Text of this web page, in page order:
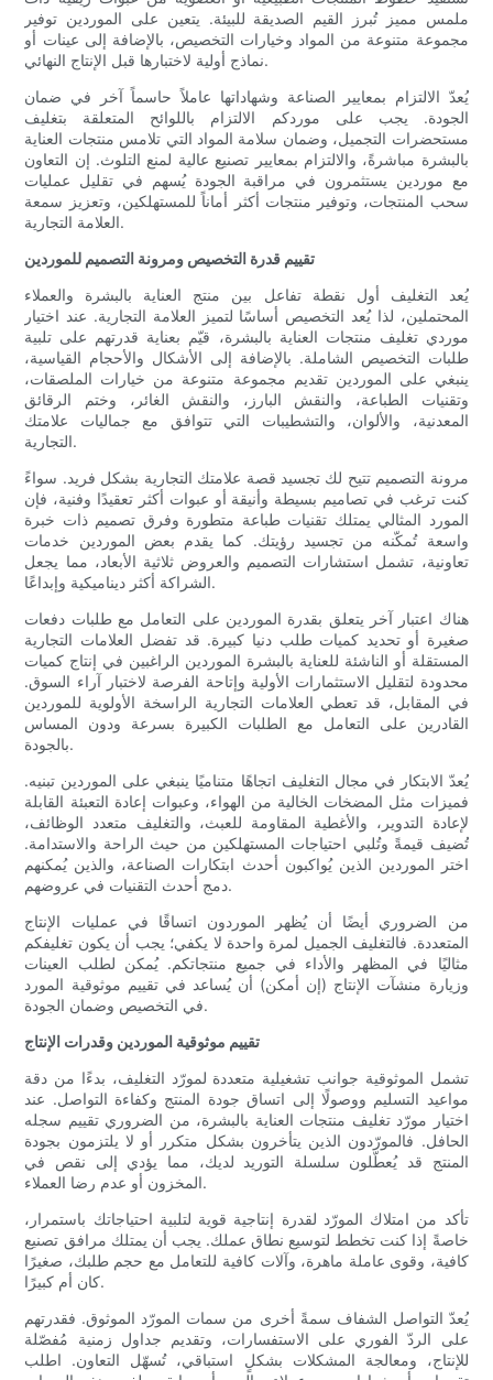
ملمس مميز تُبرز القيم الصديقة للبيئة. يتعين على الموردين توفير
مجموعة متنوعة من المواد وخيارات التخصيص، بالإضافة إلى عينات أو
نماذج أولية لاختبارها قبل الإنتاج النهائي.
يُعدّ الالتزام بمعايير الصناعة وشهاداتها عاملاً حاسماً آخر في ضمان
الجودة. يجب على موردكم الالتزام باللوائح المتعلقة بتغليف
مستحضرات التجميل، وضمان سلامة المواد التي تلامس منتجات العناية
بالبشرة مباشرةً، والالتزام بمعايير تصنيع عالية لمنع التلوث. إن التعاون
مع موردين يستثمرون في مراقبة الجودة يُسهم في تقليل عمليات
سحب المنتجات، وتوفير منتجات أكثر أماناً للمستهلكين، وتعزيز سمعة
العلامة التجارية.
تقييم قدرة التخصيص ومرونة التصميم للموردين
يُعد التغليف أول نقطة تفاعل بين منتج العناية بالبشرة والعملاء
المحتملين، لذا يُعد التخصيص أساسًا لتميز العلامة التجارية. عند اختيار
موردي تغليف منتجات العناية بالبشرة، قيّم بعناية قدرتهم على تلبية
طلبات التخصيص الشاملة. بالإضافة إلى الأشكال والأحجام القياسية،
ينبغي على الموردين تقديم مجموعة متنوعة من خيارات الملصقات،
وتقنيات الطباعة، والنقش البارز، والنقش الغائر، وختم الرقائق
المعدنية، والألوان، والتشطيبات التي تتوافق مع جماليات علامتك
التجارية.
مرونة التصميم تتيح لك تجسيد قصة علامتك التجارية بشكل فريد. سواءً
كنت ترغب في تصاميم بسيطة وأنيقة أو عبوات أكثر تعقيدًا وفنية، فإن
المورد المثالي يمتلك تقنيات طباعة متطورة وفرق تصميم ذات خبرة
واسعة تُمكّنه من تجسيد رؤيتك. كما يقدم بعض الموردين خدمات
تعاونية، تشمل استشارات التصميم والعروض ثلاثية الأبعاد، مما يجعل
الشراكة أكثر ديناميكية وإبداعًا.
هناك اعتبار آخر يتعلق بقدرة الموردين على التعامل مع طلبات دفعات
صغيرة أو تحديد كميات طلب دنيا كبيرة. قد تفضل العلامات التجارية
المستقلة أو الناشئة للعناية بالبشرة الموردين الراغبين في إنتاج كميات
محدودة لتقليل الاستثمارات الأولية وإتاحة الفرصة لاختبار آراء السوق.
في المقابل، قد تعطي العلامات التجارية الراسخة الأولوية للموردين
القادرين على التعامل مع الطلبات الكبيرة بسرعة ودون المساس
بالجودة.
يُعدّ الابتكار في مجال التغليف اتجاهًا متناميًا ينبغي على الموردين تبنيه.
فميزات مثل المضخات الخالية من الهواء، وعبوات إعادة التعبئة القابلة
لإعادة التدوير، والأغطية المقاومة للعبث، والتغليف متعدد الوظائف،
تُضيف قيمةً وتُلبي احتياجات المستهلكين من حيث الراحة والاستدامة.
اختر الموردين الذين يُواكبون أحدث ابتكارات الصناعة، والذين يُمكنهم
دمج أحدث التقنيات في عروضهم.
من الضروري أيضًا أن يُظهر الموردون اتساقًا في عمليات الإنتاج
المتعددة. فالتغليف الجميل لمرة واحدة لا يكفي؛ يجب أن يكون تغليفكم
مثاليًا في المظهر والأداء في جميع منتجاتكم. يُمكن لطلب العينات
وزيارة منشآت الإنتاج (إن أمكن) أن يُساعد في تقييم موثوقية المورد
في التخصيص وضمان الجودة.
تقييم موثوقية الموردين وقدرات الإنتاج
تشمل الموثوقية جوانب تشغيلية متعددة لمورّد التغليف، بدءًا من دقة
مواعيد التسليم ووصولًا إلى اتساق جودة المنتج وكفاءة التواصل. عند
اختيار مورّد تغليف منتجات العناية بالبشرة، من الضروري تقييم سجله
الحافل. فالمورّدون الذين يتأخرون بشكل متكرر أو لا يلتزمون بجودة
المنتج قد يُعطّلون سلسلة التوريد لديك، مما يؤدي إلى نقص في
المخزون أو عدم رضا العملاء.
تأكد من امتلاك المورّد لقدرة إنتاجية قوية لتلبية احتياجاتك باستمرار،
خاصةً إذا كنت تخطط لتوسيع نطاق عملك. يجب أن يمتلك مرافق تصنيع
كافية، وقوى عاملة ماهرة، وآلات كافية للتعامل مع حجم طلبك، صغيرًا
كان أم كبيرًا.
يُعدّ التواصل الشفاف سمةً أخرى من سمات المورّد الموثوق. فقدرتهم
على الردّ الفوري على الاستفسارات، وتقديم جداول زمنية مُفصّلة
للإنتاج، ومعالجة المشكلات بشكلٍ استباقي، تُسهّل التعاون. اطلب